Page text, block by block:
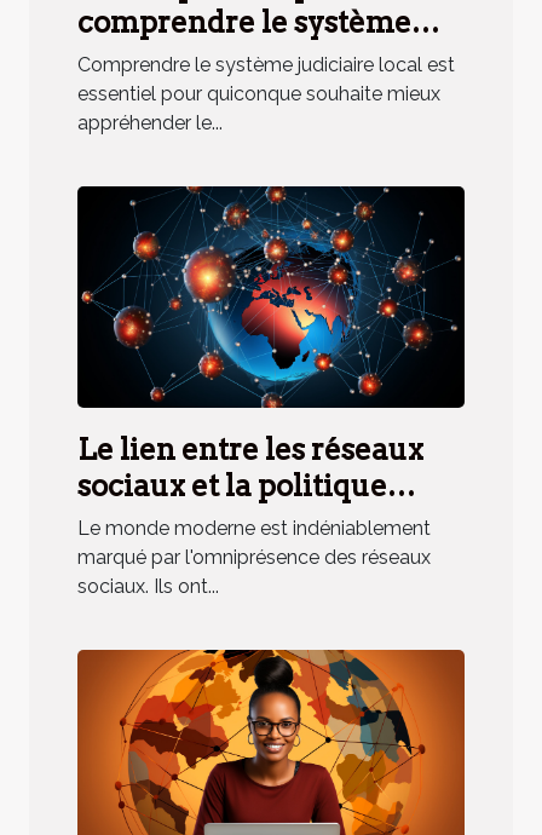
comprendre le système
judiciaire local
Comprendre le système judiciaire local est
essentiel pour quiconque souhaite mieux
appréhender le...
Le lien entre les réseaux
sociaux et la politique
internationale
Le monde moderne est indéniablement
marqué par l'omniprésence des réseaux
sociaux. Ils ont...